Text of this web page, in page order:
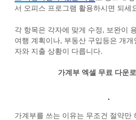
서 오피스 프로그램 활용하시면 되세
각 항목은 각자에 맞게 수정, 보완이
여행 계획이나, 부동산 구입등은 개
자와 지출 상황이 다릅니다.
가계부 엑셀 무료 다운
가계부를 쓰는 이유는 무조건 절약만